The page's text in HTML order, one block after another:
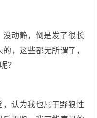
动静，倒是发了很长
，这些都无所谓了，
？
认为我也属于野狼性